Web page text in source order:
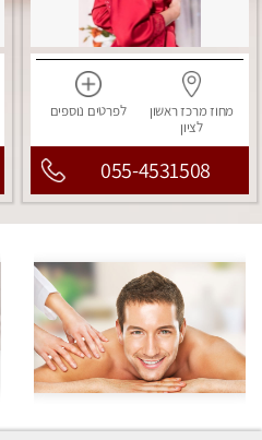
מחוז מרכזראשון
לציון
לפרטים נוספים
055-4531508